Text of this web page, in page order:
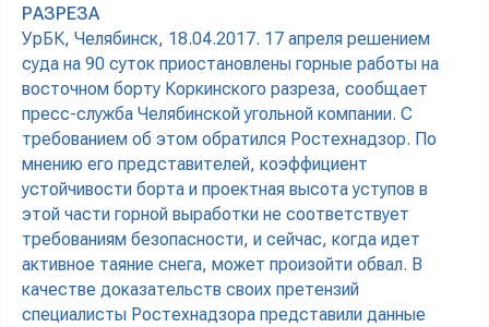
РАЗРЕЗА
УрБК, Челябинск, 18.04.2017. 17 апреля решением
суда на 90 суток приостановлены горные работы на
восточном борту Коркинского разреза, сообщает
пресс-служба Челябинской угольной компании. С
требованием об этом обратился Ростехнадзор. По
мнению его представителей, коэффициент
устойчивости борта и проектная высота уступов в
этой части горной выработки не соответствует
требованиям безопасности, и сейчас, когда идет
активное таяние снега, может произойти обвал. В
качестве доказательств своих претензий
специалисты Ростехнадзора представили данные